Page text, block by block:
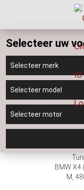
Selecteer uw
BMW X4
M,